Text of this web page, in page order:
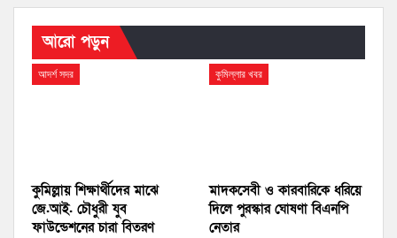
আরো পড়ুন
আদর্শ সদর
কুমিল্লায় শিক্ষার্থীদের মাঝে
জে.আই. চৌধুরী যুব
ফাউন্ডেশনের চারা বিতরণ
কুমিল্লার খবর
মাদকসেবী ও কারবারিকে ধরিয়ে
দিলে পুরস্কার ঘোষণা বিএনপি
নেতার